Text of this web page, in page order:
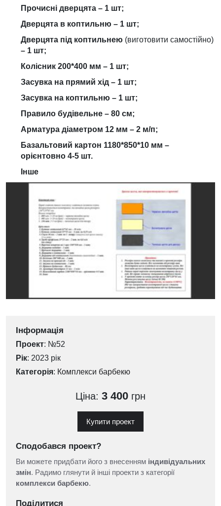
Прочисні дверцята – 1 шт;
Дверцята в коптильню – 1 шт;
Дверцята під коптильнею (виготовити самостійно)
– 1 шт;
Колісник 200*400 мм – 1 шт;
Засувка на прямий хід – 1 шт;
Засувка на коптильню – 1 шт;
Правило будівельне – 80 см;
Арматура діаметром 12 мм – 2 м/п;
Базальтовий картон 1180*850*10 мм –
орієнтовно 4-5 шт.
Інше
Інформація
Проект: №52
Рік: 2023 рік
Категорія: Комплекси барбекю
Ціна: 3 400 грн
Купити проект
Сподобався проект?
Ви можете придбати його з внесенням індивідуальних
змін. Радимо глянути й інші проекти з категорії
комплекси барбекю.
Поділитися